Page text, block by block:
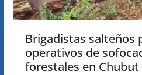
Brigadistas salteños
operativos de
forestales en Chubut